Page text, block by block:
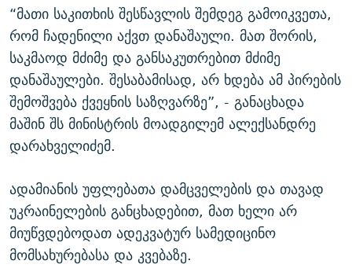
“მათი საკითხის შესწავლის შემდეგ გამოიკვეთა,
რომ ჩადენილი აქვთ დანაშაული. მათ შორის,
საკმაოდ მძიმე და განსაკუთრებით მძიმე
დანაშაულები. შესაბამისად, არ ხდება ამ პირების
შემოშვება ქვეყნის საზღვარზე”, - განაცხადა
მაშინ შს მინისტრის მოადგილემ ალექსანდრე
დარახველიძემ.
ადამიანის უფლებათა დამცველების და თავად
უკრაინელების განცხადებით, მათ ხელი არ
მიუწვდებოდათ ადეკვატურ სამედიცინო
მომსახურებასა და კვებაზე.